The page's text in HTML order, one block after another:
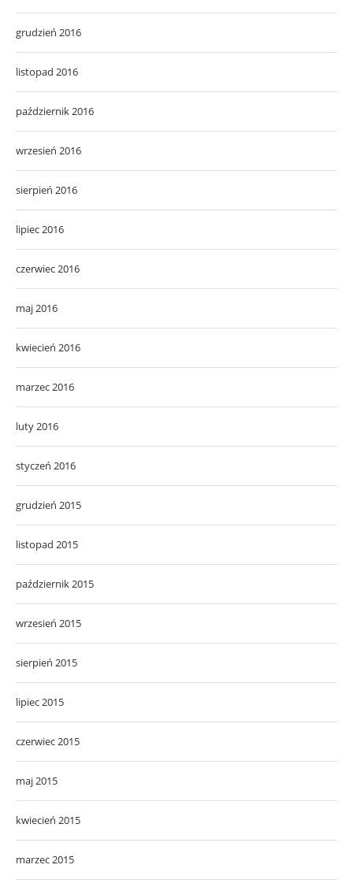
grudzień 2016
listopad 2016
październik 2016
wrzesień 2016
sierpień 2016
lipiec 2016
czerwiec 2016
maj 2016
kwiecień 2016
marzec 2016
luty 2016
styczeń 2016
grudzień 2015
listopad 2015
październik 2015
wrzesień 2015
sierpień 2015
lipiec 2015
czerwiec 2015
maj 2015
kwiecień 2015
marzec 2015